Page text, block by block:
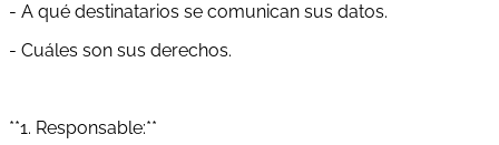
- A qué destinatarios se comunican sus datos.
- Cuáles son sus derechos.
**1. Responsable:**